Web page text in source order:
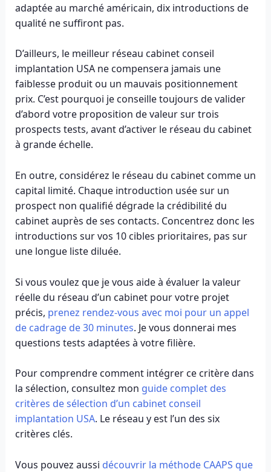
adaptée au marché américain, dix introductions de
qualité ne suffiront pas.
D’ailleurs, le meilleur réseau cabinet conseil
implantation USA ne compensera jamais une
faiblesse produit ou un mauvais positionnement
prix. C’est pourquoi je conseille toujours de valider
d’abord votre proposition de valeur sur trois
prospects tests, avant d’activer le réseau du cabinet
à grande échelle.
En outre, considérez le réseau du cabinet comme un
capital limité. Chaque introduction usée sur un
prospect non qualifié dégrade la crédibilité du
cabinet auprès de ses contacts. Concentrez donc les
introductions sur vos 10 cibles prioritaires, pas sur
une longue liste diluée.
Si vous voulez que je vous aide à évaluer la valeur
réelle du réseau d’un cabinet pour votre projet
précis, prenez rendez-vous avec moi pour un appel
de cadrage de 30 minutes. Je vous donnerai mes
questions tests adaptées à votre filière.
Pour comprendre comment intégrer ce critère dans
la sélection, consultez mon guide complet des
critères de sélection d’un cabinet conseil
implantation USA. Le réseau y est l’un des six
critères clés.
Vous pouvez aussi découvrir la méthode CAAPS que